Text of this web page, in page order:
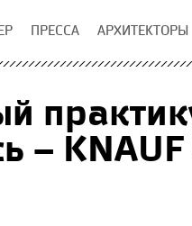
ПРЕССА АРХИТЕКТОРЫ
–